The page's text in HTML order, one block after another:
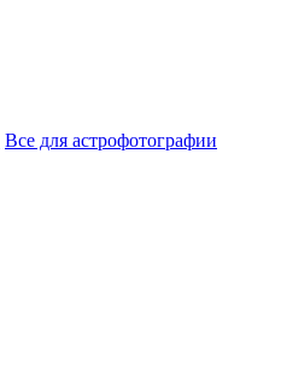
Все для астрофотографии